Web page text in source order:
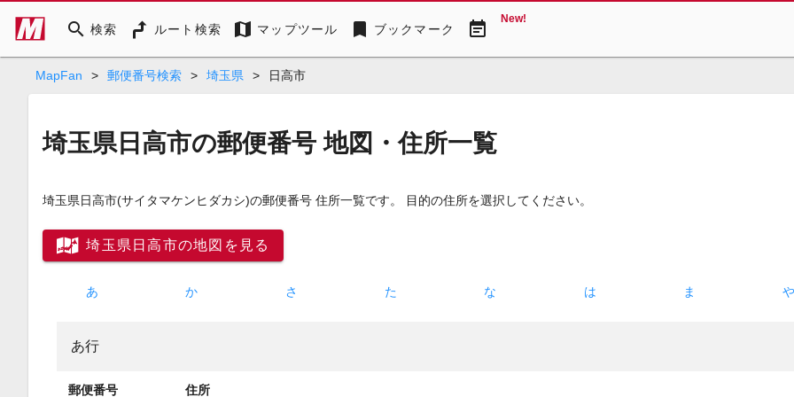
search 検索 ルート検索 map マップツール bookmark ブックマーク event_note New!
MapFan > 郵便番号検索 > 埼玉県 > 日高市
埼玉県日高市の郵便番号 地図・住所一覧
埼玉県日高市(サイタマケンヒダカシ)の郵便番号 住所一覧です。 目的の住所を選択してください。
埼玉県日高市の地図を見る
あ か さ た な は ま や
あ行
郵便番号 住所